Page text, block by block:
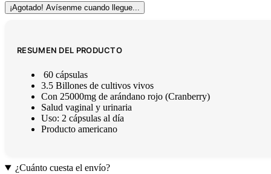
¡Agotado! Avísenme cuando llegue...
RESUMEN DEL PRODUCTO
60 cápsulas
3.5 Billones de cultivos vivos
Con 25000mg de arándano rojo (Cranberry)
Salud vaginal y urinaria
Uso: 2 cápsulas al día
Producto americano
¿Cuánto cuesta el envío?